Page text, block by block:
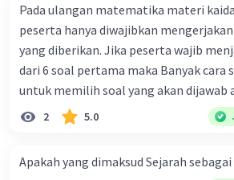
Italia. Pada Oktober 1935, Italia
Ethiopia dalam apa yang dikenal
Ethiopia. Pasukan Italia
dan teknologi modern, termasuk
beracun, untuk mengatasi pasukan
lemah secara militer. Pada tahun
menaklukkan Ethiopia dan
Beri Rating ) Balas
Pada ulangan matematika materi
peserta hanya diwajibkan
yang diberikan. Jika peserta wajib
dari 6 soal pertama maka Banyak cara
untuk memilih soal yang akan dijawab
2 5.0
Apakah yang dimaksud Sejarah sebagai